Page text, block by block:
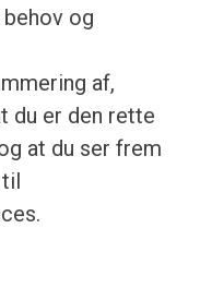
og
af,
du er den rette
at du ser frem